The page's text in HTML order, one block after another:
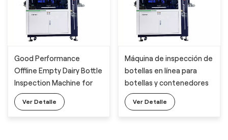
Good Performance
Offline Empty Dairy Bottle
Inspection Machine for
Appearance Defects
Detection
Ver Detalle
Máquina de inspección de
botellas en línea para
botellas y contenedores
de plástico
Ver Detalle